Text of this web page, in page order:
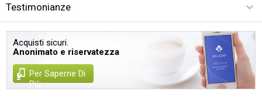
Testimonianze
Acquisti sicuri.
Anonimato e riservatezza
Per Saperne Di
Più